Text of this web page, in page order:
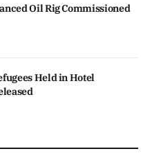
Oil Rig Commissioned
Held in Hotel